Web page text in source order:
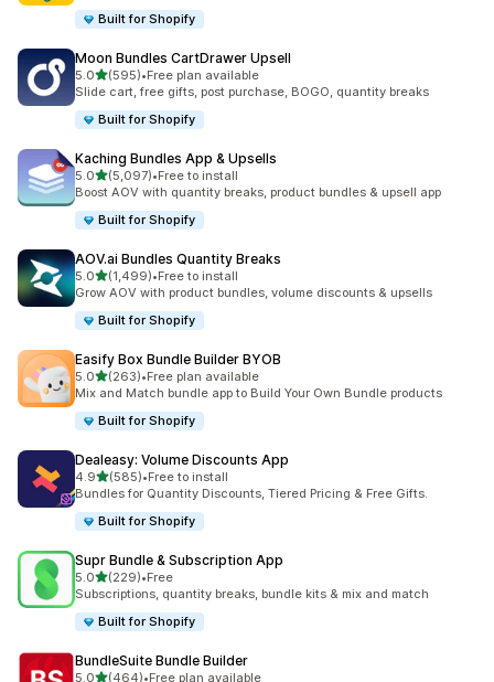
Built for Shopify
Moon Bundles CartDrawer Upsell
5.05つ星中
(595)
合計レビュー数：595件
•Free plan available
Slide cart, free gifts, post purchase, BOGO, quantity breaks
Built for Shopify
Kaching Bundles App & Upsells
5.05つ星中
(5,097)
合計レビュー数：5097件
•Free to install
Boost AOV with quantity breaks, product bundles & upsell app
Built for Shopify
AOV.ai Bundles Quantity Breaks
5.05つ星中
(1,499)
合計レビュー数：1499件
•Free to install
Grow AOV with product bundles, volume discounts & upsells
Built for Shopify
Easify Box Bundle Builder BYOB
5.05つ星中
(263)
合計レビュー数：263件
•Free plan available
Mix and Match bundle app to Build Your Own Bundle products
Built for Shopify
Dealeasy: Volume Discounts App
4.95つ星中
(585)
合計レビュー数：585件
•Free to install
Bundles for Quantity Discounts, Tiered Pricing & Free Gifts.
Built for Shopify
Supr Bundle & Subscription App
5.05つ星中
(229)
合計レビュー数：229件
•Free
Subscriptions, quantity breaks, bundle kits & mix and match
Built for Shopify
BundleSuite Bundle Builder
5.05つ星中
(464)•Free plan available